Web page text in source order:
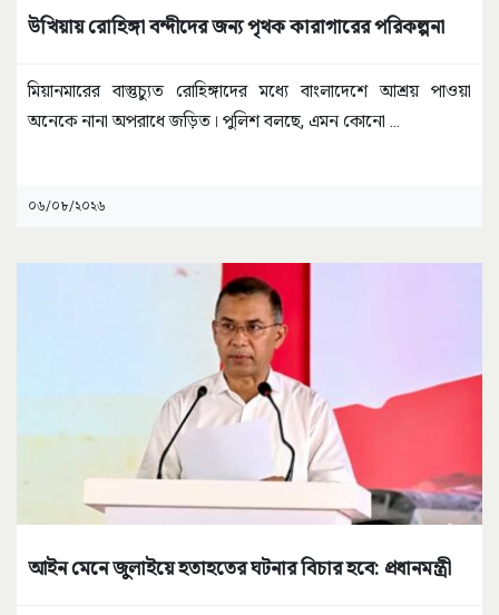
উখিয়ায় রোহিঙ্গা বন্দীদের জন্য পৃথক কারাগারের পরিকল্পনা
মিয়ানমারের বাস্তুচ্যুত রোহিঙ্গাদের মধ্যে বাংলাদেশে আশ্রয় পাওয়া
অনেকে নানা অপরাধে জড়িত। পুলিশ বলছে, এমন কোনো ...
০৬/০৮/২০২৬
আইন মেনে জুলাইয়ে হতাহতের ঘটনার বিচার হবে: প্রধানমন্ত্রী